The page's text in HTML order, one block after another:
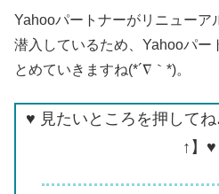
Yahooパートナーがリニューア
潜入しているため、Yahooパー
とめていきますね(*´∇｀*)。
♥ 見たいところを押して
↑】♥